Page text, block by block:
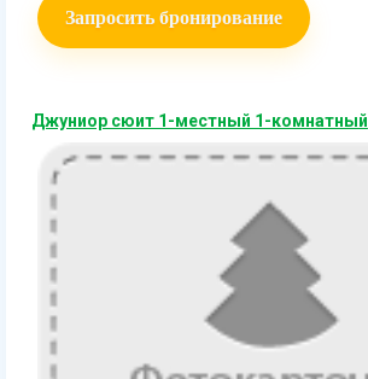
Запросить бронирование
Джуниор сюит 1-местный 1-комнатный